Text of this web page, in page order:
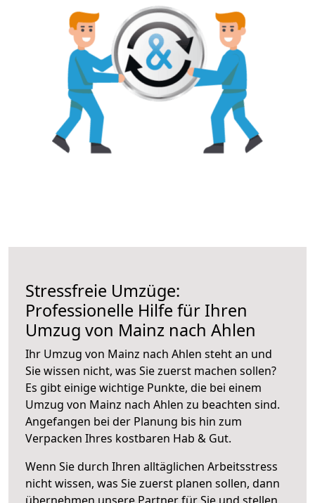
Stressfreie Umzüge:
Professionelle Hilfe für Ihren
Umzug von Mainz nach Ahlen
Ihr Umzug von Mainz nach Ahlen steht an und
Sie wissen nicht, was Sie zuerst machen sollen?
Es gibt einige wichtige Punkte, die bei einem
Umzug von Mainz nach Ahlen zu beachten sind.
Angefangen bei der Planung bis hin zum
Verpacken Ihres kostbaren Hab & Gut.
Wenn Sie durch Ihren alltäglichen Arbeitsstress
nicht wissen, was Sie zuerst planen sollen, dann